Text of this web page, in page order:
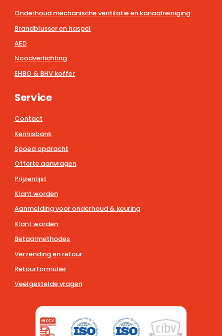
Onderhoud mechanische ventilatie en kanaalreiniging
Brandblusser en haspel
AED
Noodverlichting
EHBO & BHV koffer
Service
Contact
Kennisbank
Spoed opdracht
Offerte aanvragen
Prijzenlijst
Klant worden
Aanmelding voor onderhoud & keuring
Klant worden
Betaalmethodes
Verzending en retour
Retourformulier
Veelgestelde vragen